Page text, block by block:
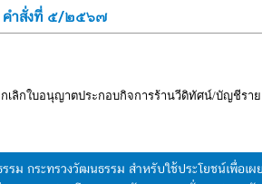
คำสั่งที่ ๕/๒๕๖๗
เลิกใบอนุญาตประกอบกิจการร้านวีดิทัศน์/บัญชีรา
รม กระทรวงวัฒนธรรม สำหรับใช้ประโยชน์เพื่อเ